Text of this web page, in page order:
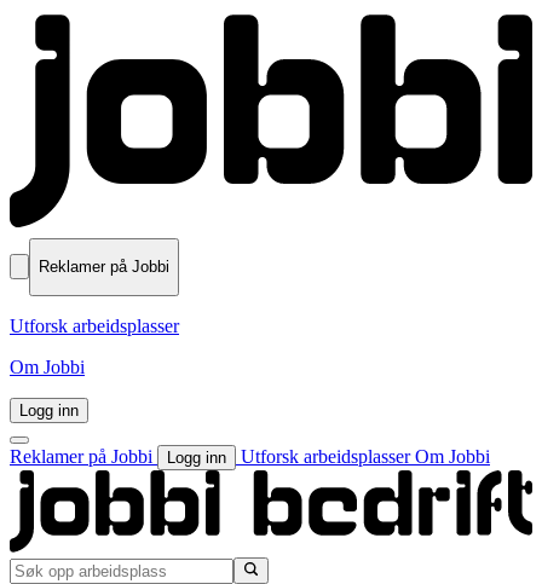
Reklamer på Jobbi
Utforsk arbeidsplasser
Om Jobbi
Logg inn
Reklamer på Jobbi Logg inn Utforsk arbeidsplasserOm Jobbi